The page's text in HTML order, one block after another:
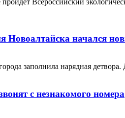
Всероссийский
Новоалтайска начался
заполнила нарядная
с незнакомого номера